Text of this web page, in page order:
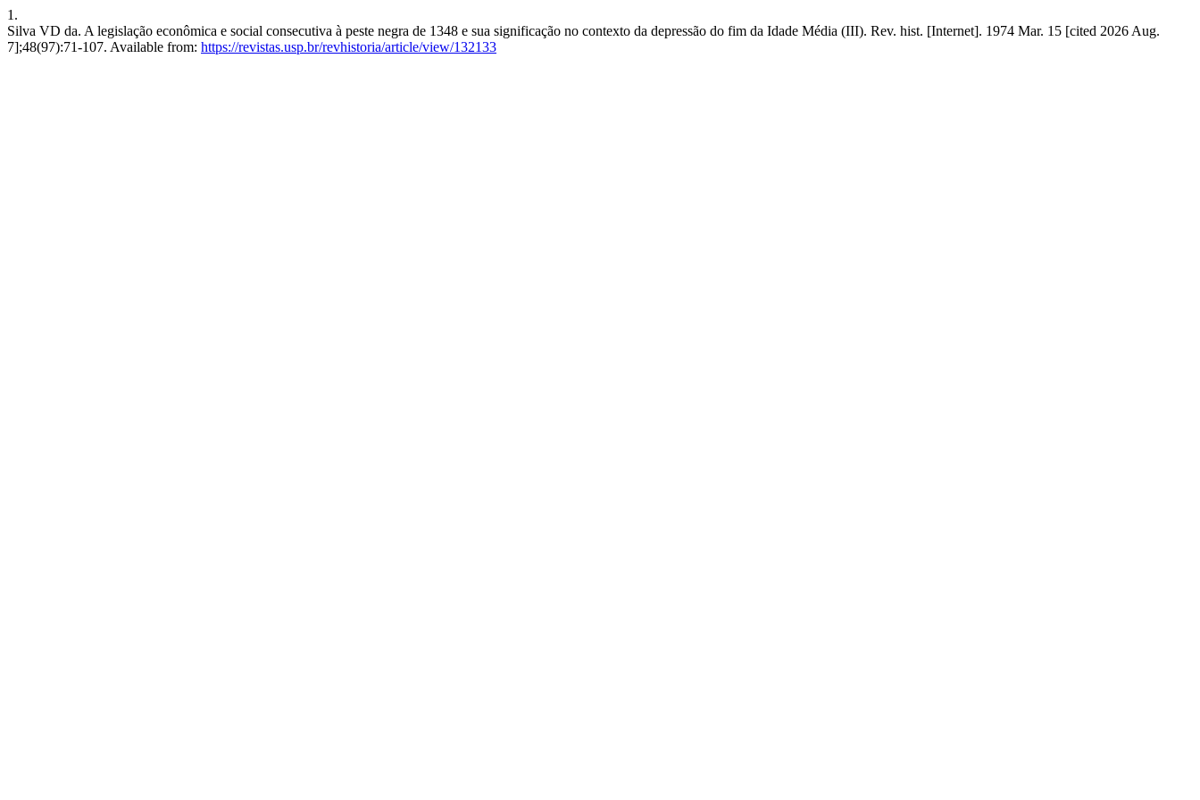
1.
Silva VD da. A legislação econômica e social consecutiva à peste negra de 1348 e sua significação no contexto da depressão do fim da Idade Média (III). Rev. hist. [Internet]. 1974 Mar. 15 [cited 2026 Aug.
7];48(97):71-107. Available from: https://revistas.usp.br/revhistoria/article/view/132133